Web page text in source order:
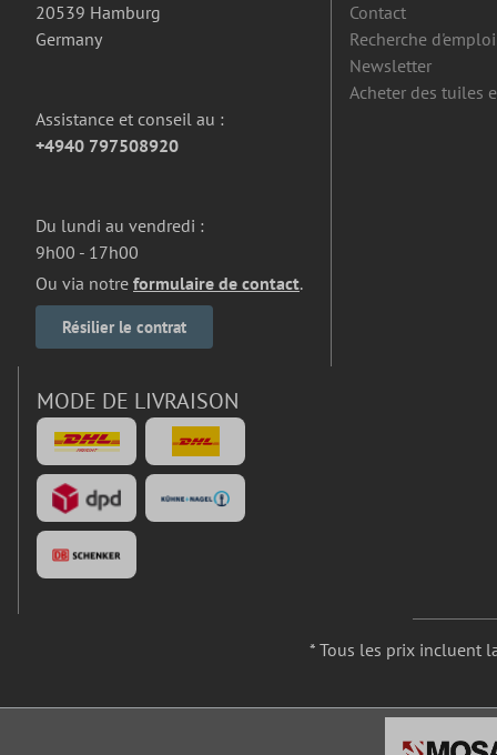
20539 Hamburg
Germany
Assistance et conseil au :
+4940 797508920
Du lundi au vendredi :
9h00 - 17h00
Ou via notre formulaire de contact.
Résilier le contrat
Contact
Recherche d'emploi
Newsletter
Acheter des tuiles
MODE DE LIVRAISON
* Tous les prix incluent